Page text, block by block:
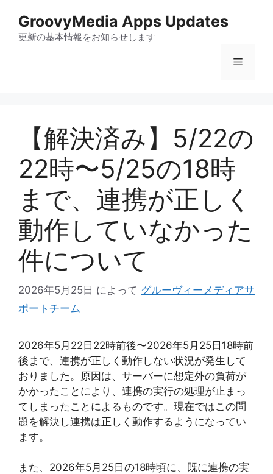
GroovyMedia Apps Updates
更新の基本情報をお知らせします
メ
ュ
【解決済み】5/22の
22時〜5/25の18時
まで、連携が正しく
動作していなかった
件について
2026年5月25日 によって グルーヴィーメディアサ
ポートチーム
2026年5月22日22時前後〜2026年5月25日18時前
後まで、連携が正しく動作しない状況が発生して
おりました。原因は、サーバーに想定外の負荷が
かかったことにより、連携の実行の処理が止まっ
てしまったことによるものです。現在ではこの問
題を解決し連携は正しく動作するようになってい
ます。
また、2026年5月25日の18時頃に、既に連携の実